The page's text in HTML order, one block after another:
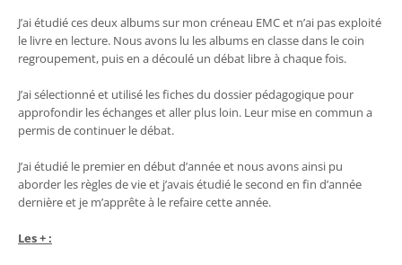
J’ai étudié ces deux albums sur mon créneau EMC et n’ai pas exploité
le livre en lecture. Nous avons lu les albums en classe dans le coin
regroupement, puis en a découlé un débat libre à chaque fois.
J’ai sélectionné et utilisé les fiches du dossier pédagogique pour
approfondir les échanges et aller plus loin. Leur mise en commun a
permis de continuer le débat.
J’ai étudié le premier en début d’année et nous avons ainsi pu
aborder les règles de vie et j’avais étudié le second en fin d’année
dernière et je m’apprête à le refaire cette année.
Les + :